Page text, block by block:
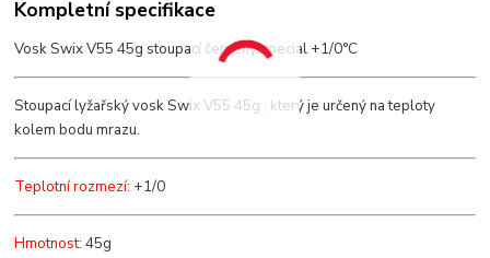
Kompletní specifikace
Vosk Swix V55 45g stoupací červený special +1/0°C
Stoupací lyžařský vosk Swix V55 45g , který je určený na teploty
kolem bodu mrazu.
Teplotní rozmezí: +1/0
Hmotnost: 45g